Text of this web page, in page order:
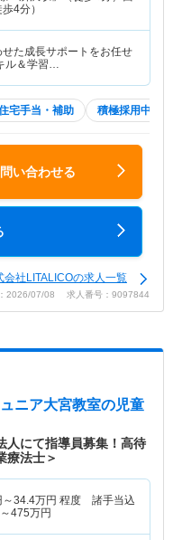
4分）
た成長サポートをお任せ
ル＆学習…
宅手当・補助 積極採用中
い合わせる
会社LITALICOの求人一覧
2026/07/08 求人番号：9097844
ニア大宮教室の児童
人にて指導員募集！高待
療法士＞
34.4万円 程度 諸手当込
475万円